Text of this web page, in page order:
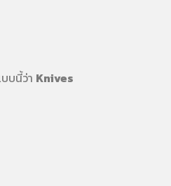
บนี้ว่า Knives